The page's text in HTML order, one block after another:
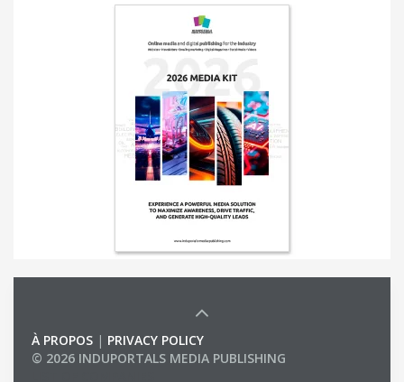
À PROPOS | PRIVACY POLICY
© 2026 INDUPORTALS MEDIA PUBLISHING